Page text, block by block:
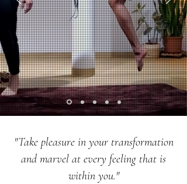
"Take pleasure in your transformation
and marvel at every feeling that is
within you."